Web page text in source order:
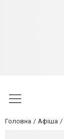
Головна Афіша